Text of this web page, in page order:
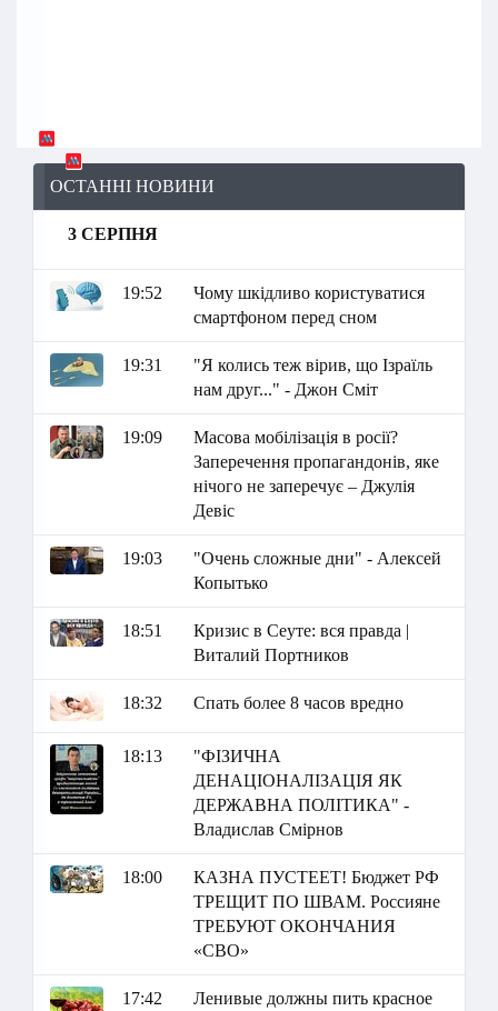
ОСТАННІ НОВИНИ
3 СЕРПНЯ
19:52
Чому шкідливо користуватися
смартфоном перед сном
19:31
"Я колись теж вірив, що Ізраїль
нам друг..." - Джон Сміт
19:09
Масова мобілізація в росії?
Заперечення пропагандонів, яке
нічого не заперечує – Джулія
Девіс
19:03
"Очень сложные дни" - Алексей
Копытько
18:51
Кризис в Сеуте: вся правда |
Виталий Портников
18:32 Спать более 8 часов вредно
18:13
"ФІЗИЧНА
ДЕНАЦІОНАЛІЗАЦІЯ ЯК
ДЕРЖАВНА ПОЛІТИКА" -
Владислав Смірнов
18:00
КАЗНА ПУСТЕЕТ! Бюджет РФ
ТРЕЩИТ ПО ШВАМ. Россияне
ТРЕБУЮТ ОКОНЧАНИЯ
«СВО»
17:42
Ленивые должны пить красное